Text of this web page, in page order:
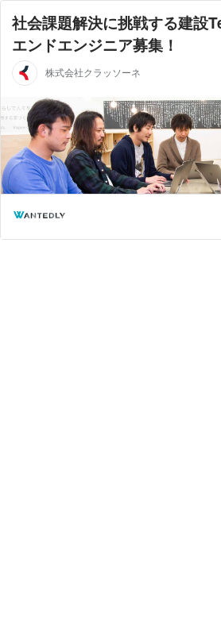
社会課題解決に挑戦する建設
エンドエンジニア募集！
株式会社クラッソーネ